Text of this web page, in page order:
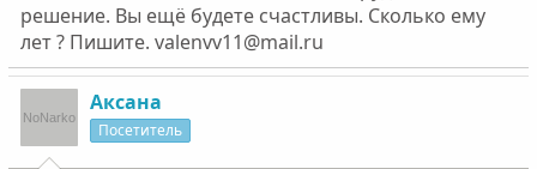
решение. Вы ещё будете счастливы. Сколько ему
лет ? Пишите. valenvv11@mail.ru
Аксана
Посетитель